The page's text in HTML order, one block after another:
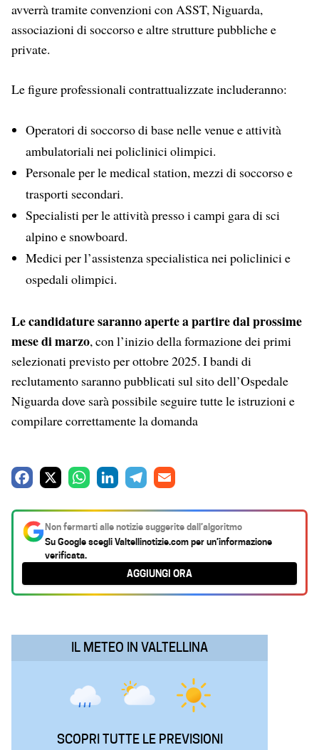
avverrà tramite convenzioni con ASST, Niguarda,
associazioni di soccorso e altre strutture pubbliche e
private.
Le figure professionali contrattualizzate includeranno:
Operatori di soccorso di base nelle venue e attività
ambulatoriali nei policlinici olimpici.
Personale per le medical station, mezzi di soccorso e
trasporti secondari.
Specialisti per le attività presso i campi gara di sci
alpino e snowboard.
Medici per l’assistenza specialistica nei policlinici e
ospedali olimpici.
Le candidature saranno aperte a partire dal prossime
mese di marzo, con l’inizio della formazione dei primi
selezionati previsto per ottobre 2025. I bandi di
reclutamento saranno pubblicati sul sito dell’Ospedale
Niguarda dove sarà possibile seguire tutte le istruzioni e
compilare correttamente la domanda
c
e
b
o
t
s
A
k
e
d
e
g
r
a
i
l
Non fermarti alle notizie suggerite dall’algoritmo
Su Google scegliValtellinotizie.comper un’informazione
verificata.
AGGIUNGI ORA
IL METEO IN VALTELLINA
SCOPRI TUTTE LE PREVISIONI